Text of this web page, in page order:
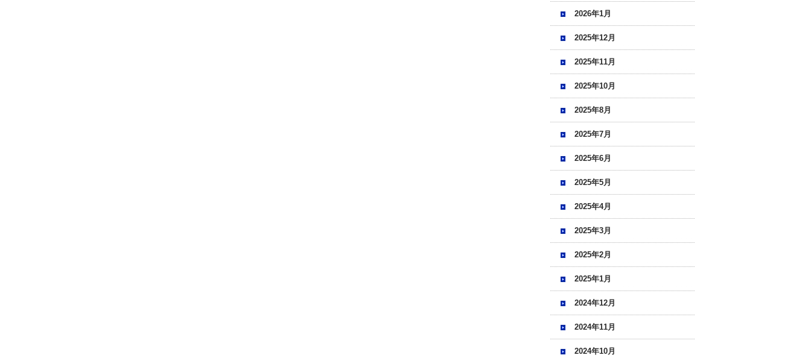
2026年1月
2025年12月
2025年11月
2025年10月
2025年8月
2025年7月
2025年6月
2025年5月
2025年4月
2025年3月
2025年2月
2025年1月
2024年12月
2024年11月
2024年10月